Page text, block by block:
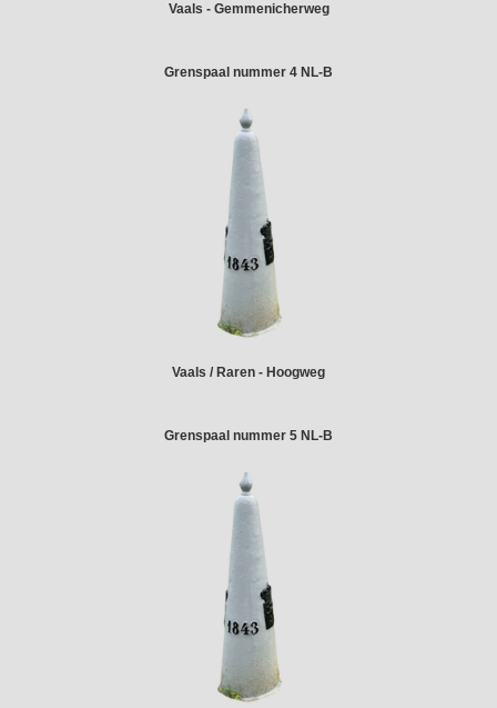
Vaals - Gemmenicherweg
Grenspaal nummer 4 NL-B
Vaals / Raren - Hoogweg
Grenspaal nummer 5 NL-B